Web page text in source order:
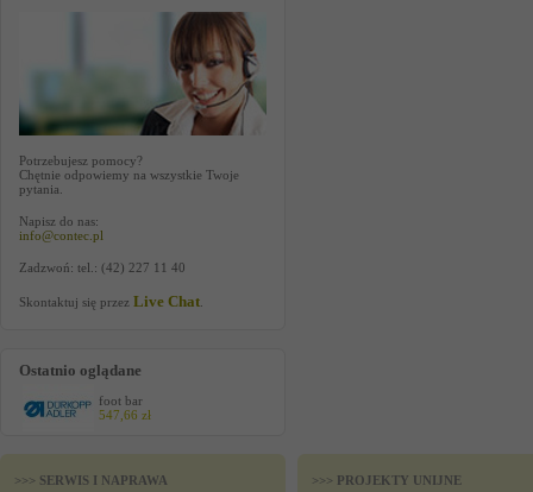
Potrzebujesz pomocy?
Chętnie odpowiemy na wszystkie Twoje
pytania.
Napisz do nas:
info@contec.pl
Zadzwoń: tel.: (42) 227 11 40
Skontaktuj się przez Live Chat
Ostatnio oglądane
foot bar
547,66 zł
>>> SERWIS I NAPRAWA
>>> PROJEKTY UNIJNE